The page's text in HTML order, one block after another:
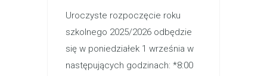
Uroczyste rozpoczęcie roku
szkolnego 2025/2026 odbędzie
się w poniedziałek 1 września w
następujących godzinach: *8:00